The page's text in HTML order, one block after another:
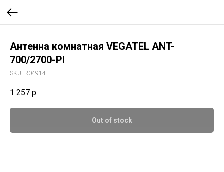
Антенна комнатная VEGATEL ANT-
700/2700-PI
SKU: R04914
1 257 р.
Out of stock